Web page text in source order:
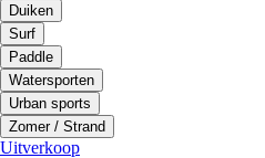
Duiken
Surf
Paddle
Watersporten
Urban sports
Zomer / Strand
Uitverkoop